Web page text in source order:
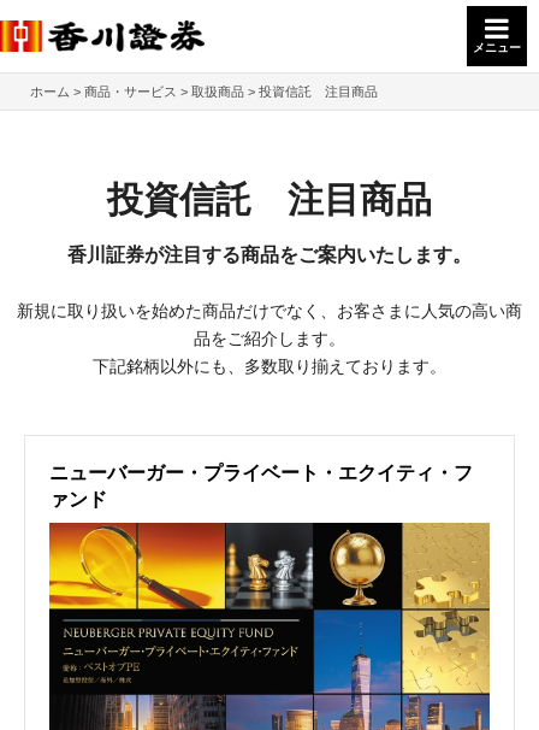
メニュー
ホーム 商品・サービス 取扱商品 投資信託 注目商品
投資信託 注目商品
香川証券が注目する商品をご案内いたします。
新規に取り扱いを始めた商品だけでなく、お客さまに人気の高い商
品をご紹介します。
下記銘柄以外にも、多数取り揃えております。
ニューバーガー・プライベート・エクイティ・フ
ァンド